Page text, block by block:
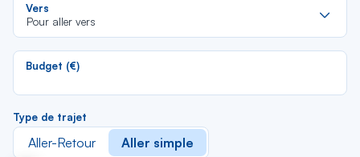
Vers
Pour aller vers
Budget (€)
Type de trajet
Aller-Retour Aller simple